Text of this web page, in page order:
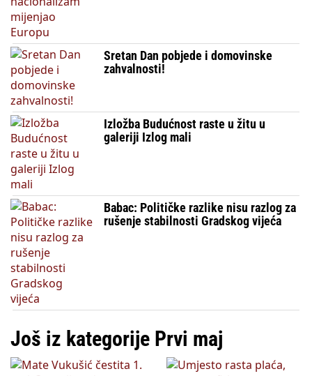
Sretan Dan pobjede i domovinske
zahvalnosti!
Izložba Budućnost raste u žitu u
galeriji Izlog mali
Babac: Političke razlike nisu razlog za
rušenje stabilnosti Gradskog vijeća
Još iz kategorije Prvi maj